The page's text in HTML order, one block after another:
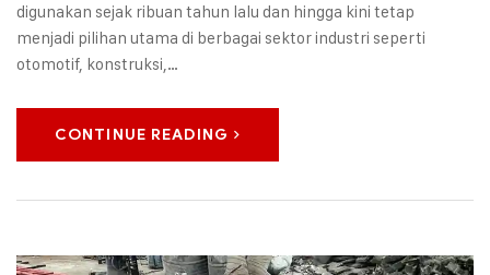
digunakan sejak ribuan tahun lalu dan hingga kini tetap
menjadi pilihan utama di berbagai sektor industri seperti
otomotif, konstruksi,…
CONTINUE READING